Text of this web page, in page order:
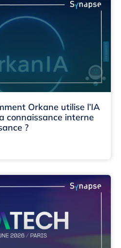
Orkane utilise l’IA
connaissance interne
?